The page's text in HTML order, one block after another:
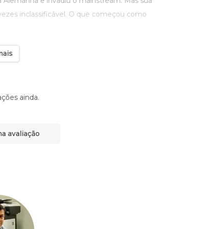
inclassificável. O que começou como
ainda.
avaliação